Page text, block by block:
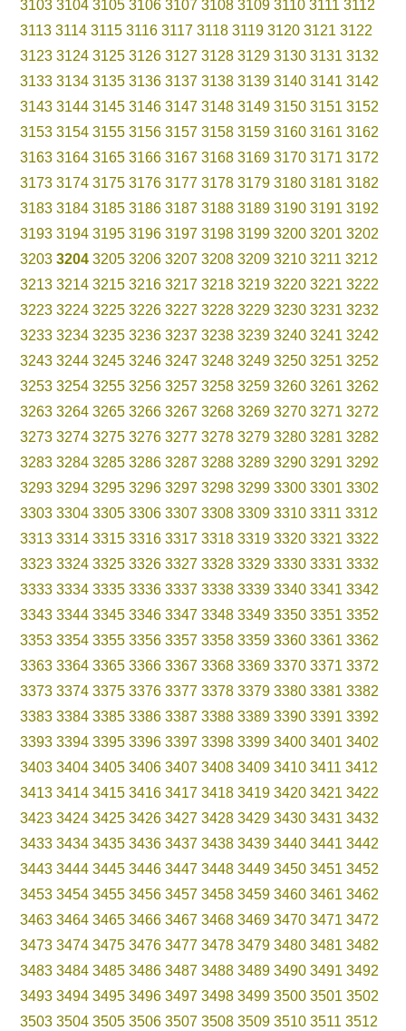
3103 3104 3105 3106 3107 3108 3109 3110 3111 3112
3113 3114 3115 3116 3117 3118 3119 3120 3121 3122
3123 3124 3125 3126 3127 3128 3129 3130 3131 3132
3133 3134 3135 3136 3137 3138 3139 3140 3141 3142
3143 3144 3145 3146 3147 3148 3149 3150 3151 3152
3153 3154 3155 3156 3157 3158 3159 3160 3161 3162
3163 3164 3165 3166 3167 3168 3169 3170 3171 3172
3173 3174 3175 3176 3177 3178 3179 3180 3181 3182
3183 3184 3185 3186 3187 3188 3189 3190 3191 3192
3193 3194 3195 3196 3197 3198 3199 3200 3201 3202
3203 3204 3205 3206 3207 3208 3209 3210 3211 3212
3213 3214 3215 3216 3217 3218 3219 3220 3221 3222
3223 3224 3225 3226 3227 3228 3229 3230 3231 3232
3233 3234 3235 3236 3237 3238 3239 3240 3241 3242
3243 3244 3245 3246 3247 3248 3249 3250 3251 3252
3253 3254 3255 3256 3257 3258 3259 3260 3261 3262
3263 3264 3265 3266 3267 3268 3269 3270 3271 3272
3273 3274 3275 3276 3277 3278 3279 3280 3281 3282
3283 3284 3285 3286 3287 3288 3289 3290 3291 3292
3293 3294 3295 3296 3297 3298 3299 3300 3301 3302
3303 3304 3305 3306 3307 3308 3309 3310 3311 3312
3313 3314 3315 3316 3317 3318 3319 3320 3321 3322
3323 3324 3325 3326 3327 3328 3329 3330 3331 3332
3333 3334 3335 3336 3337 3338 3339 3340 3341 3342
3343 3344 3345 3346 3347 3348 3349 3350 3351 3352
3353 3354 3355 3356 3357 3358 3359 3360 3361 3362
3363 3364 3365 3366 3367 3368 3369 3370 3371 3372
3373 3374 3375 3376 3377 3378 3379 3380 3381 3382
3383 3384 3385 3386 3387 3388 3389 3390 3391 3392
3393 3394 3395 3396 3397 3398 3399 3400 3401 3402
3403 3404 3405 3406 3407 3408 3409 3410 3411 3412
3413 3414 3415 3416 3417 3418 3419 3420 3421 3422
3423 3424 3425 3426 3427 3428 3429 3430 3431 3432
3433 3434 3435 3436 3437 3438 3439 3440 3441 3442
3443 3444 3445 3446 3447 3448 3449 3450 3451 3452
3453 3454 3455 3456 3457 3458 3459 3460 3461 3462
3463 3464 3465 3466 3467 3468 3469 3470 3471 3472
3473 3474 3475 3476 3477 3478 3479 3480 3481 3482
3483 3484 3485 3486 3487 3488 3489 3490 3491 3492
3493 3494 3495 3496 3497 3498 3499 3500 3501 3502
3503 3504 3505 3506 3507 3508 3509 3510 3511 3512